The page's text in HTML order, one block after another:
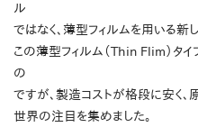
ル
ではなく、薄型フィルムを用いる新
この薄型フィルム（Thin Flim）タ
の
ですが、製造コストが格段に安く、
世界の注目を集めました。